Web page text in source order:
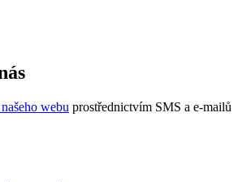
webu prostřednictvím SMS a e-mailů